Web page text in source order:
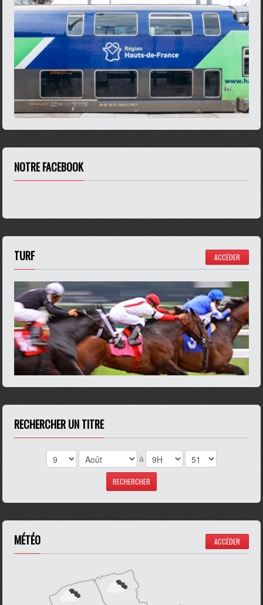
NOTRE FACEBOOK
TURF ACCÉDER
RECHERCHER UN TITRE
à
MÉTÉO ACCÉDER